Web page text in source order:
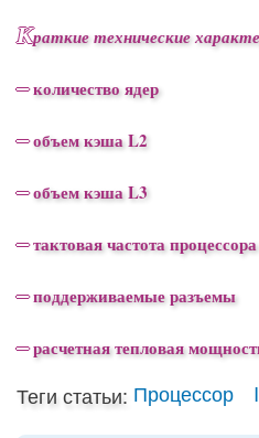
Краткие технические
–количество
–объем кэша
–объем кэша
–тактовая частота
–поддерживаемые разъемы
–расчетная тепловая
Теги статьи: Процессор